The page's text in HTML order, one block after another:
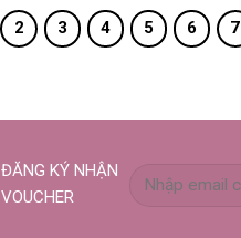
2 3 4 5 6 7
ĐĂNG KÝ NHẬN
VOUCHER